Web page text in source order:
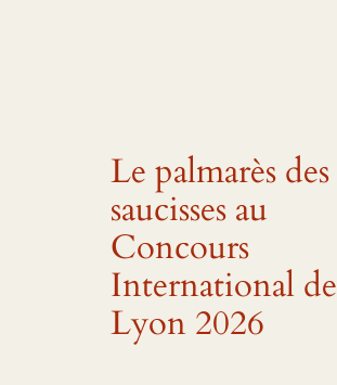
Le palmarès des
saucisses au
Concours
International de
Lyon 2026